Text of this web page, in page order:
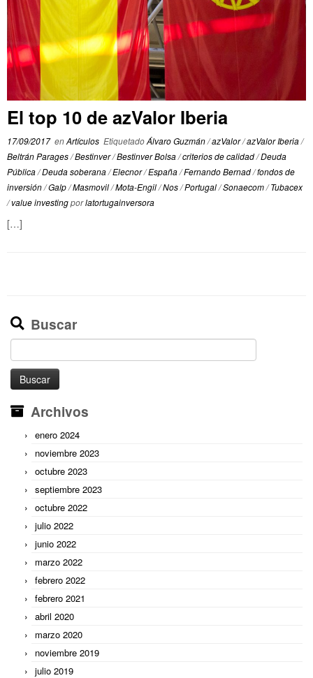
El top 10 de azValor Iberia
17/09/2017enArtículos EtiquetadoÁlvaro Guzmán/azValor/azValor Iberia/
Beltrán Parages/Bestinver/Bestinver Bolsa/criterios de calidad/Deuda
Pública/Deuda soberana/Elecnor/España/Fernando Bernad/fondos de
inversión/Galp/Masmovil/Mota-Engil/Nos/Portugal/Sonaecom/Tubacex
/value investingporlatortugainversora
[…]
Buscar
Buscar:
Archivos
enero 2024
noviembre 2023
octubre 2023
septiembre 2023
octubre 2022
julio 2022
junio 2022
marzo 2022
febrero 2022
febrero 2021
abril 2020
marzo 2020
noviembre 2019
julio 2019